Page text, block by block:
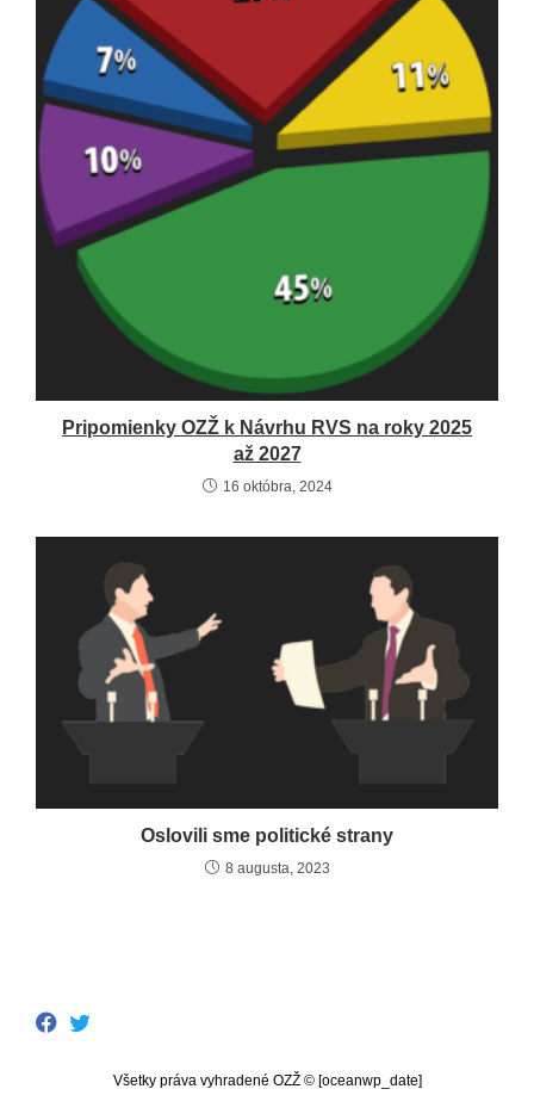
Pripomienky OZŽ k Návrhu RVS na roky 2025
až 2027
16 októbra, 2024
Oslovili sme politické strany
8 augusta, 2023
Všetky práva vyhradené OZŽ © [oceanwp_date]